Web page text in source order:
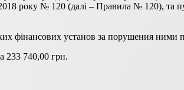
року № 120 (далі – Правила № 120),
фінансових установ за порушення ними
233 740,00 грн.